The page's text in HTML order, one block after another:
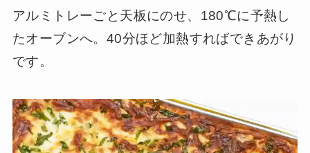
アルミトレーごと天板にのせ、180℃に予熱し
たオーブンへ。40分ほど加熱すればできあがり
です。